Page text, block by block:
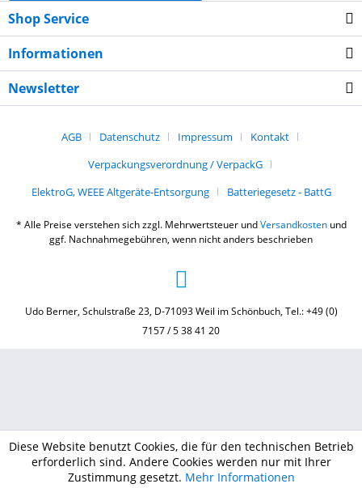
Shop Service
Informationen
Newsletter
AGB Datenschutz Impressum
Kontakt
Verpackungsverordnung / VerpackG
ElektroG, WEEE Altgeräte-Entsorgung
Batteriegesetz - BattG
* Alle Preise verstehen sich zzgl. Mehrwertsteuer undVersandkostenund
ggf. Nachnahmegebühren, wenn nicht anders beschrieben
Udo Berner, Schulstraße 23, D-71093 Weil im Schönbuch, Tel.: +49 (0)
7157 / 5 38 41 20
Diese Website benutzt Cookies, die für den technischen Betrieb
erforderlich sind. Andere Cookies werden nur mit Ihrer
Zustimmung gesetzt. Mehr Informationen